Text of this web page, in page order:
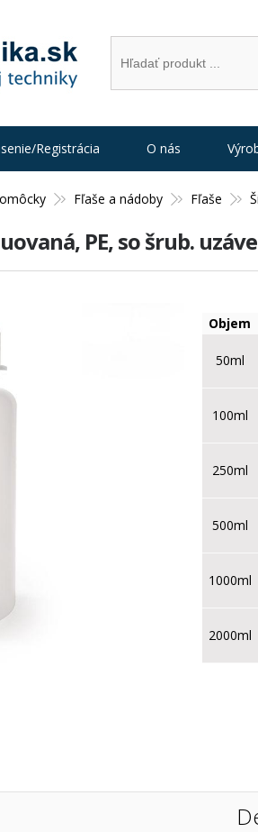
Fľaše a nádoby Fľaše
PE, so šrub.
Objem
50ml
100ml
250ml
500ml
1000ml
2000ml
Registrácia O nás